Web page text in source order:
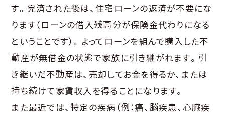
す。完済された後は、住宅ローンの返済が不要にな
ります（ローンの借入残高分が保険金代わりになる
ということです）。よってローンを組んで購入した不
動産が無借金の状態で家族に引き継がれます。引
き継いだ不動産は、売却してお金を得るか、または
持ち続けて家賃収入を得ることになります。
また最近では、特定の疾病（例：癌、脳疾患、心臓疾